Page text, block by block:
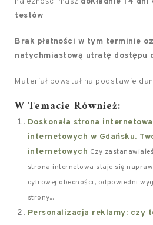
testów.
Brak płatności w tym terminie
natychmiastową utratę dostępu
Materiał powstał na podstawie
W Temacie Również:
Doskonała strona
internetowych w Gdańsku.
internetowych Czy
strona internetowa staje się
cyfrowej obecności, odpowiedni
strony...
Personalizacja reklamy: czy